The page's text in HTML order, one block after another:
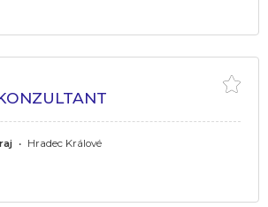
• Hradec Králové